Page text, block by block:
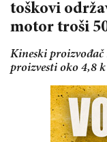
toškovi
motor troši
Kineski
proizvesti oko 4,8